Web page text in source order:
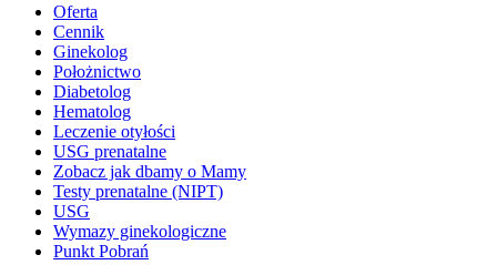
Oferta
Cennik
Ginekolog
Położnictwo
Diabetolog
Hematolog
Leczenie otyłości
USG prenatalne
Zobacz jak dbamy o Mamy
Testy prenatalne (NIPT)
USG
Wymazy ginekologiczne
Punkt Pobrań